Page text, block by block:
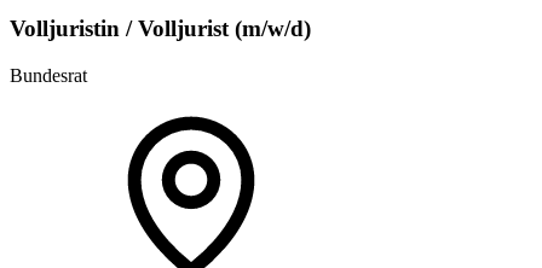
Volljuristin / Volljurist (m/w/d)
Bundesrat